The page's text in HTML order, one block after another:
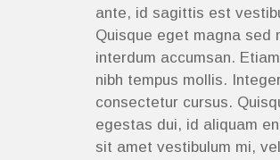
ante, id sagittis est
Quisque eget magna sed
interdum accumsan.
nibh tempus mollis.
consectetur cursus.
egestas dui, id aliquam
sit amet vestibulum mi,